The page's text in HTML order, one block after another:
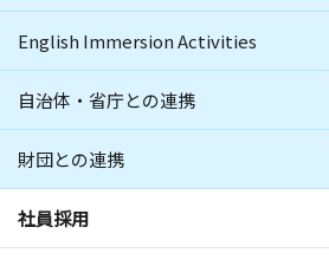
English Immersion Activities
自治体・省庁との連携
財団との連携
社員採用